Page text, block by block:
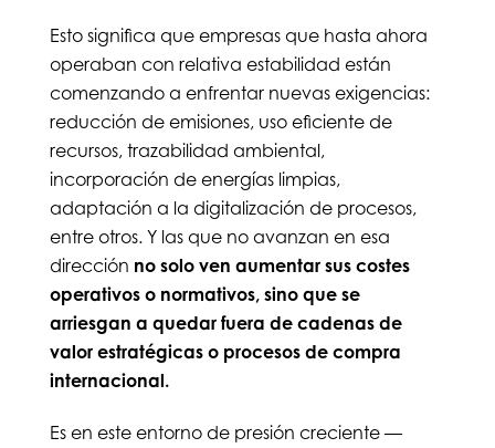
Esto significa que empresas que hasta ahora
operaban con relativa estabilidad están
comenzando a enfrentar nuevas exigencias:
reducción de emisiones, uso eficiente de
recursos, trazabilidad ambiental,
incorporación de energías limpias,
adaptación a la digitalización de procesos,
entre otros. Y las que no avanzan en esa
dirección no solo ven aumentar sus costes
operativos o normativos, sino que se
arriesgan a quedar fuera de cadenas de
valor estratégicas o procesos de compra
internacional.
Es en este entorno de presión creciente —